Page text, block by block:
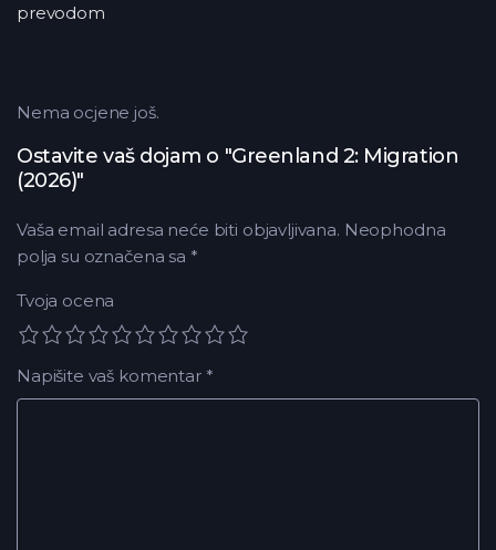
prevodom
Ostavite vaš dojam o "Greenland 2: Migration
(2026)"
Vaša email adresa neće biti objavljivana. Neophodna
polja su označena sa *
Tvoja ocena
Napišite vaš komentar *
Nema ocjene još.